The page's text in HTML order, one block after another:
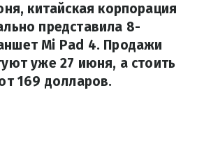
китайская корпорация
представила 8-
Mi Pad 4. Продажи
уже 27 июня, а стоить
169 долларов.